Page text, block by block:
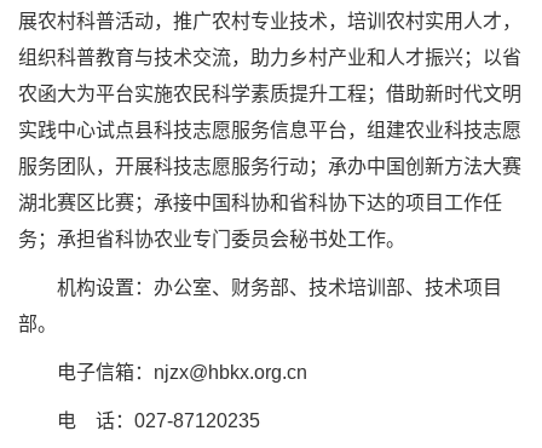
展农村科普活动，推广农村专业技术，培训农村实用人才，
组织科普教育与技术交流，助力乡村产业和人才振兴；以省
农函大为平台实施农民科学素质提升工程；借助新时代文明
实践中心试点县科技志愿服务信息平台，组建农业科技志愿
服务团队，开展科技志愿服务行动；承办中国创新方法大赛
湖北赛区比赛；承接中国科协和省科协下达的项目工作任
务；承担省科协农业专门委员会秘书处工作。
机构设置：办公室、财务部、技术培训部、技术项目
部。
电子信箱：njzx@hbkx.org.cn
电 话：027-87120235